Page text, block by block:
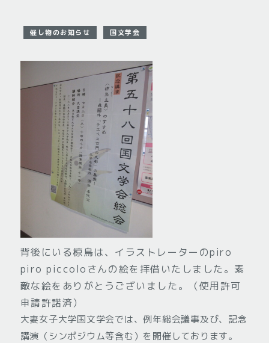
催し物のお知らせ 国文学会
背後にいる椋鳥は、イラストレーターのpiro
piro piccoloさんの絵を拝借いたしました。素
敵な絵をありがとうございました。（使用許可
申請許諾済）
大妻女子大学国文学会では、例年総会議事及び、記念
講演（シンポジウム等含む）を開催しております。